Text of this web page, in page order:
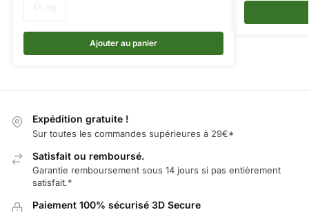
Ajouter au panier
Expédition gratuite !
Sur toutes les commandes supérieures à 29€*
Satisfait ou remboursé.
Garantie remboursement sous 14 jours si pas entièrement
satisfait.*
Paiement 100% sécurisé 3D Secure